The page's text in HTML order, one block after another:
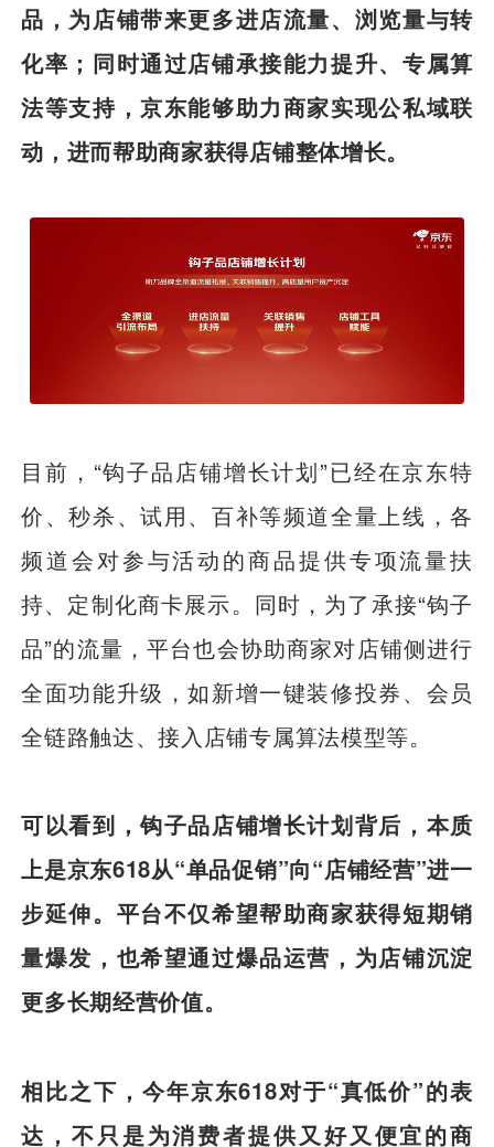
品，为店铺带来更多进店流量、浏览量与转
化率；同时通过店铺承接能力提升、专属算
法等支持，京东能够助力商家实现公私域联
动，进而帮助商家获得店铺整体增长。
目前，“钩子品店铺增长计划”已经在京东特
价、秒杀、试用、百补等频道全量上线，各
频道会对参与活动的商品提供专项流量扶
持、定制化商卡展示。同时，为了承接“钩子
品”的流量，平台也会协助商家对店铺侧进行
全面功能升级，如新增一键装修投券、会员
全链路触达、接入店铺专属算法模型等。
可以看到，钩子品店铺增长计划背后，本质
上是京东618从“单品促销”向“店铺经营”进一
步延伸。平台不仅希望帮助商家获得短期销
量爆发，也希望通过爆品运营，为店铺沉淀
更多长期经营价值。
相比之下，今年京东618对于“真低价”的表
达，不只是为消费者提供又好又便宜的商